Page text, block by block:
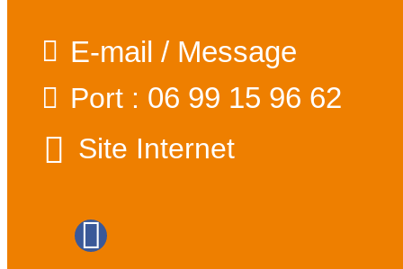
E-mail / Message
Port : 06 99 15 96 62
Site Internet